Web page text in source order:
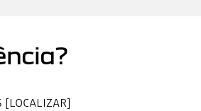
[LOCALIZAR]